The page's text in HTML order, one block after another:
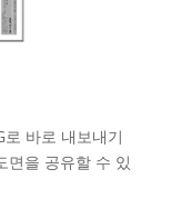
바로 내보내기
면을 공유할 수 있